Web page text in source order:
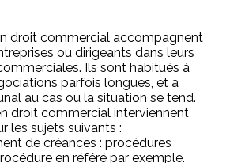
droit commercial accompagnent
ou dirigeants dans leurs
Ils sont habitués à
parfois longues, et à
au cas où la situation se tend.
droit commercial interviennent
les sujets suivants :
de créances : procédures
en référé par exemple.